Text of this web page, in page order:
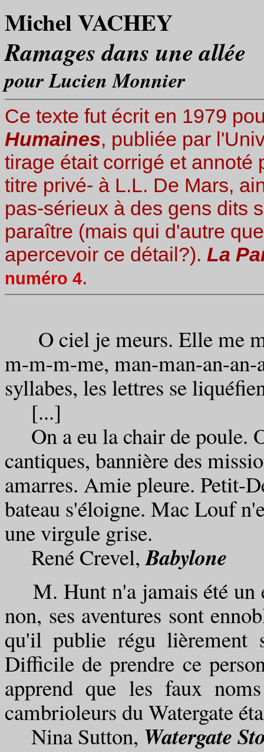
Michel VACHEY
Ramages dans une allée
pour Lucien Monnier
Ce texte fut écrit en 1979
Humaines, publiée par
tirage était corrigé et annoté
titre privé- à L.L. De Mars,
pas-sérieux à des gens dits
paraître (mais qui d'autre
apercevoir ce détail?). La
numéro 4.
O ciel je meurs. Elle me
m-m-m-me, man-man-an-
syllabes, les lettres se
[...]
On a eu la chair de poule.
cantiques, bannière des
amarres. Amie pleure. Petit-
bateau s'éloigne. Mac Louf
une virgule grise.
René Crevel,Babylone
M. Hunt n'a jamais été un
non, ses aventures sont
qu'il publie régu lièrement
Difficile de prendre ce
apprend que les faux
cambrioleurs du Watergate
Nina Sutton, Watergate